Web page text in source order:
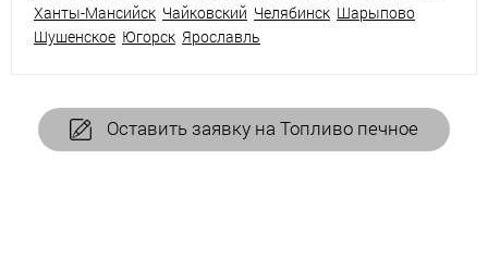
Ханты-Мансийск Чайковский Челябинск Шарыпово
Шушенское Югорск Ярославль
Оставить заявку на Топливо печное